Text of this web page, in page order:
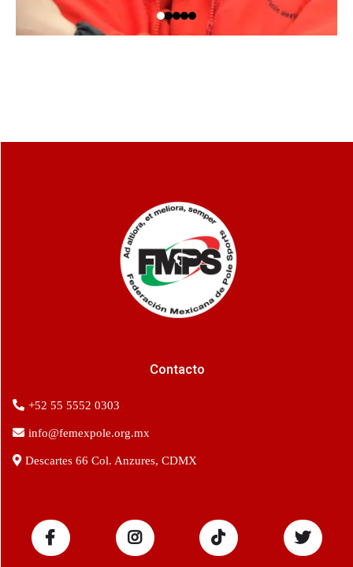
Contacto
+52 55 5552 0303
info@femexpole.org.mx
Descartes 66 Col. Anzures, CDMX